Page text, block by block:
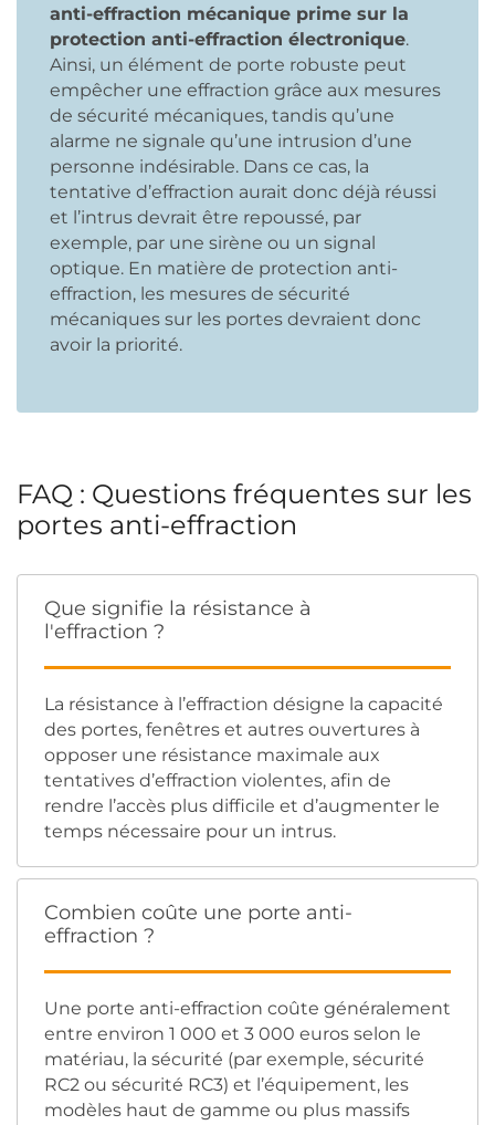
anti-effraction mécanique prime sur la
protection anti-effraction électronique.
Ainsi, un élément de porte robuste peut
empêcher une effraction grâce aux mesures
de sécurité mécaniques, tandis qu’une
alarme ne signale qu’une intrusion d’une
personne indésirable. Dans ce cas, la
tentative d’effraction aurait donc déjà réussi
et l’intrus devrait être repoussé, par
exemple, par une sirène ou un signal
optique. En matière de protection anti-
effraction, les mesures de sécurité
mécaniques sur les portes devraient donc
avoir la priorité.
FAQ : Questions fréquentes sur les
portes anti-effraction
Que signifie la résistance à
l'effraction ?
La résistance à l’effraction désigne la capacité
des portes, fenêtres et autres ouvertures à
opposer une résistance maximale aux
tentatives d’effraction violentes, afin de
rendre l’accès plus difficile et d’augmenter le
temps nécessaire pour un intrus.
Combien coûte une porte anti-
effraction ?
Une porte anti-effraction coûte généralement
entre environ 1 000 et 3 000 euros selon le
matériau, la sécurité (par exemple, sécurité
RC2 ou sécurité RC3) et l’équipement, les
modèles haut de gamme ou plus massifs